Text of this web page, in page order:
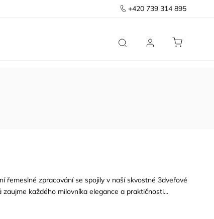
+420 739 314 895
Předsíň
řemeslné zpracování se spojily v naší skvostné 3dveřové
každého milovníka elegance a praktičnosti...